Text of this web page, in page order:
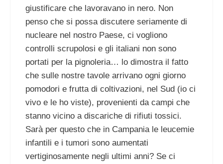
giustificare che lavoravano in nero. Non
penso che si possa discutere seriamente di
nucleare nel nostro Paese, ci vogliono
controlli scrupolosi e gli italiani non sono
portati per la pignoleria… lo dimostra il fatto
che sulle nostre tavole arrivano ogni giorno
pomodori e frutta di coltivazioni, nel Sud (io ci
vivo e le ho viste), provenienti da campi che
stanno vicino a discariche di rifiuti tossici.
Sarà per questo che in Campania le leucemie
infantili e i tumori sono aumentati
vertiginosamente negli ultimi anni? Se ci